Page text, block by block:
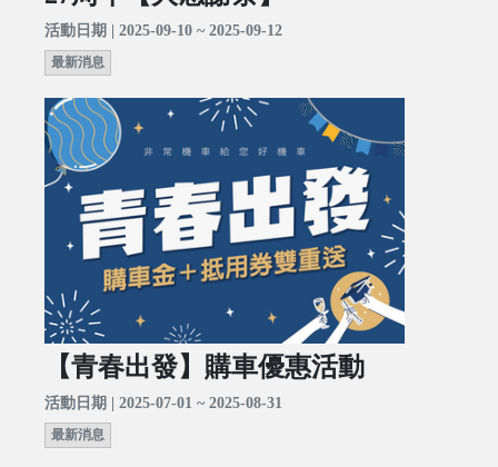
活動日期 | 2025-09-10 ~ 2025-09-12
最新消息
【青春出發】購車優惠活動
活動日期 | 2025-07-01 ~ 2025-08-31
最新消息